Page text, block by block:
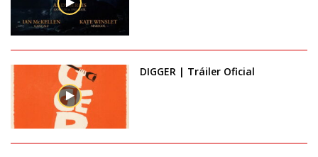
DIGGER | Tráiler Oficial